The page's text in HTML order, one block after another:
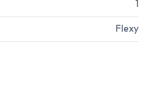
1
Flexy